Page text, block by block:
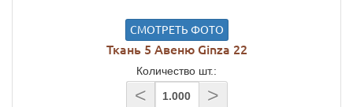
СМОТРЕТЬ ФОТО
Ткань 5 Авеню Ginza 22
Количество шт.:
< >